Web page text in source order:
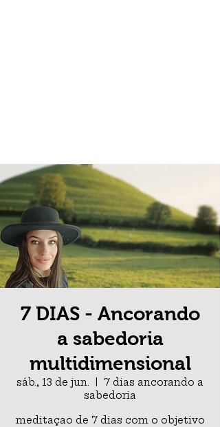
7 DIAS - Ancorando
a sabedoria
multidimensional
sáb., 13 de jun.
7 dias ancorando a
sabedoria
meditaçao de 7 dias com o objetivo